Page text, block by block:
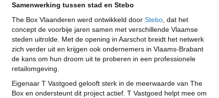
Samenwerking tussen stad en Stebo
The Box Vlaanderen werd ontwikkeld door Stebo , dat het
concept de voorbije jaren samen met verschillende Vlaamse
steden uitrolde. Met de opening in Aarschot breidt het netwerk
zich verder uit en krijgen ook ondernemers in Vlaams-Brabant
de kans om hun droom uit te proberen in een professionele
retailomgeving.
Eigenaar T Vastgoed gelooft sterk in de meerwaarde van The
Box en ondersteunt dit project actief. T Vastgoed helpt mee om